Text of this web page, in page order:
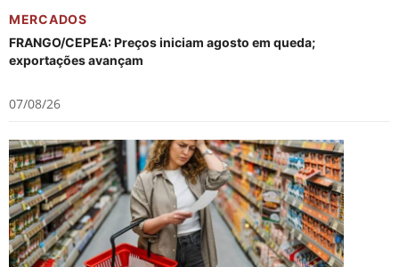
MERCADOS
FRANGO/CEPEA: Preços iniciam agosto em queda;
exportações avançam
07/08/26